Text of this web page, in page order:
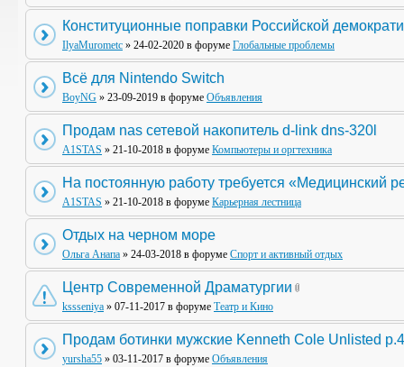
Конституционные поправки Российской
IlyaMurometc » 24-02-2020 в форуме Глобальные проблемы
Всё для Nintendo Switch
BoyNG » 23-09-2019 в форуме Объявления
Продам nas сетевой накопитель d-link dns-320l
A1STAS » 21-10-2018 в форуме Компьютеры и оргтехника
На постоянную работу требуется «Медицинский
A1STAS » 21-10-2018 в форуме Карьерная лестница
Отдых на черном море
Ольга Анапа » 24-03-2018 в форуме Спорт и активный отдых
Центр Современной Драматургии
kssseniya » 07-11-2017 в форуме Театр и Кино
Продам ботинки мужские Kenneth Cole Unlisted
yursha55 » 03-11-2017 в форуме Объявления